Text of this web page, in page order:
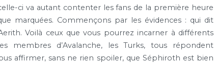
ci va autant contenter les fans de la première heure
marquées. Commençons par les évidences : qui dit
Voilà ceux que vous pourrez incarner à différents
membres d’Avalanche, les Turks, tous répondent
affirmer, sans ne rien spoiler, que Séphiroth est bien